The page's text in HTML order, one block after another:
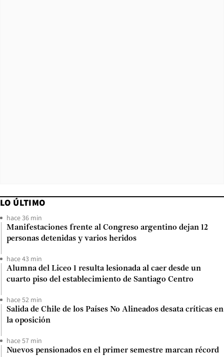
LO ÚLTIMO
hace 36 min
Manifestaciones frente al Congreso argentino dejan 12
personas detenidas y varios heridos
hace 43 min
Alumna del Liceo 1 resulta lesionada al caer desde un
cuarto piso del establecimiento de Santiago Centro
hace 52 min
Salida de Chile de los Países No Alineados desata críticas en
la oposición
hace 57 min
Nuevos pensionados en el primer semestre marcan récord